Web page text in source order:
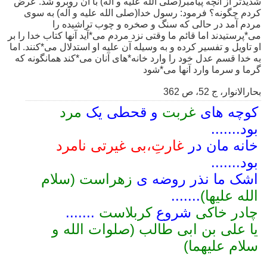
کردم چگونه؟ فرمود: رسول خدا(صلى الله علیه و آله) به سوى
مردم آمد در حالى که سنگ و صخره و چوب تراشیده را
مى*پرستیدند اما قائم ما وقتى نزد مردم مى*آید آنها کتاب خدا را بر
او تاویل و تفسیر کرده و به وسیله آن علیه او استدلال مى*کنند. اما
به خدا قسم عدل خود را وارد خانه*هاى آنان مى*کند همانگونه که
گرما و سرما وارد آنها مى*شود
بحارالانوار، ج 52، ص 362
کوچه های غربت و قحطی یک مرد
بود.......
خانه مان در غارتِ،بی غیرتی نامرد
بود.......
اشک ما نذر روضه ی زهراست (سلام
الله علیها).......
چادر خاکی شروعکربلاست .......
یا علی بن ابی طالب (صلوات الله و
سلام علیهما)